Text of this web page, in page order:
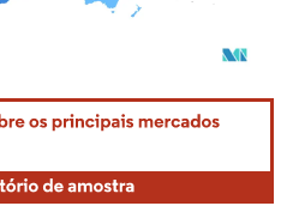
requer atribuição conforme CC BY 4.0.